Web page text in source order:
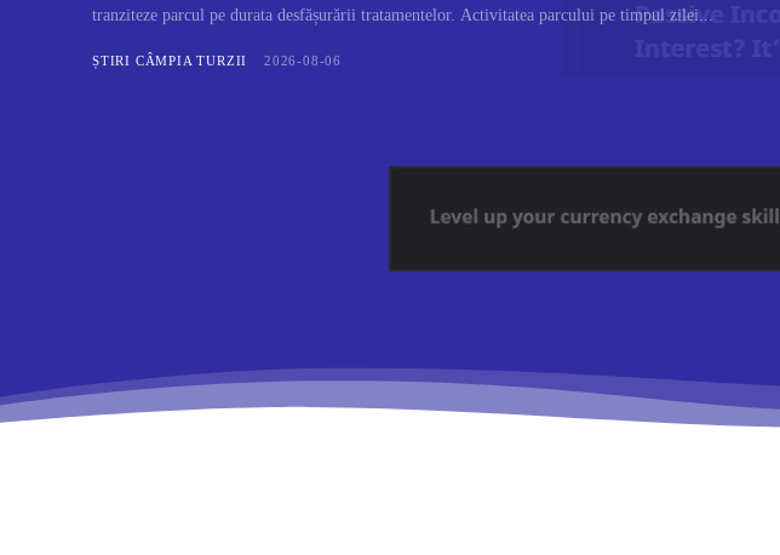
tranziteze parcul pe durata desfășurării tratamentelor. Activitatea parcului pe timpul zilei...
ȘTIRI CÂMPIA TURZII 2026-08-06